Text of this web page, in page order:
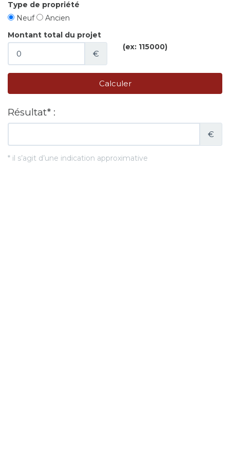
Type de propriété
Neuf
Ancien
Montant total du projet
€
(ex: 115000)
Résultat* :
€
* il s’agit d’une indication approximative